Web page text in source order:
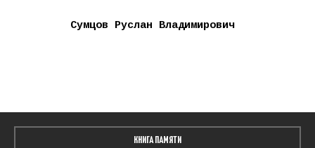
Сумцов Руслан Владимирович
КНИГА ПАМЯТИ